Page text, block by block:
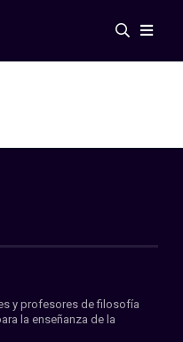
y profesores de filosofía
la enseñanza de la